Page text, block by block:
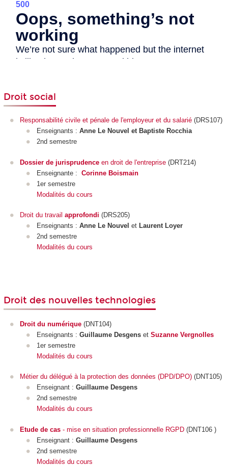
Droit social
Responsabilité civile et pénale de l'employeur et du salarié (DRS107)
Enseignants : Anne Le Nouvel et Baptiste Rocchia
2nd semestre
Dossier de jurisprudence en droit de l'entreprise (DRT214)
Enseignante : Corinne Boismain
1er semestre
Modalités du cours
Droit du travail approfondi (DRS205)
Enseignants : Anne Le Nouvel et Laurent Loyer
2nd semestre
Modalités du cours
Droit des nouvelles technologies
Droit du numérique (DNT104)
Enseignants : Guillaume Desgenset Suzanne Vergnolles
1er semestre
Modalités du cours
Métier du délégué à la protection des données (DPD/DPO) (DNT105)
Enseignant : Guillaume Desgens
2nd semestre
Modalités du cours
Etude de cas - mise en situation professionnelle RGPD (DNT106 )
Enseignant : Guillaume Desgens
2nd semestre
Modalités du cours